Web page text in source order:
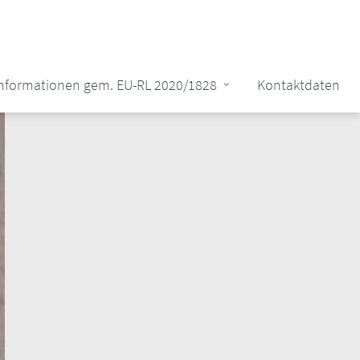
gem. EU-RL 2020/1828 Kontaktdaten